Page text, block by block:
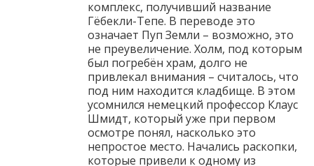
комплекс, получивший название
Гёбекли-Тепе. В переводе это
означает Пуп Земли – возможно, это
не преувеличение. Холм, под которым
был погребён храм, долго не
привлекал внимания – считалось, что
под ним находится кладбище. В этом
усомнился немецкий профессор Клаус
Шмидт, который уже при первом
осмотре понял, насколько это
непростое место. Начались раскопки,
которые привели к одному из